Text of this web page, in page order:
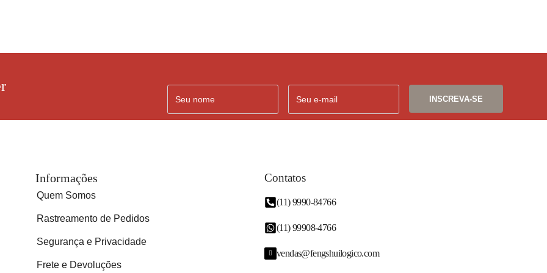
Informações
Quem Somos
Rastreamento de Pedidos
Segurança e Privacidade
Frete e Devoluções
Contatos
(11) 9990-84766
(11) 99908-4766
vendas@fengshuilogico.com